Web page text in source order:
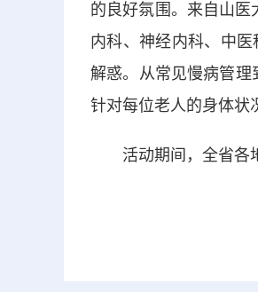
的良好氛围。来自山
内科、神经内科、中
解惑。从常见慢病管理
针对每位老人的身体状
活动期间，全省各地